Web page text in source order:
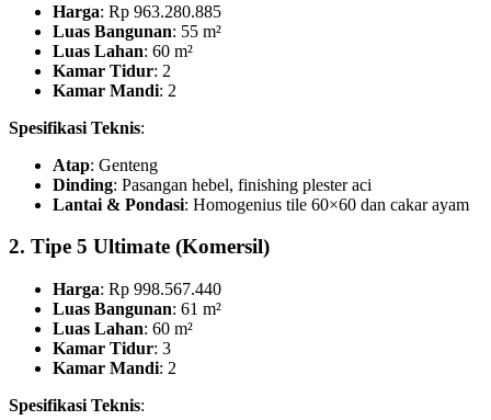
Harga: Rp 963.280.885
Luas Bangunan: 55 m²
Luas Lahan: 60 m²
Kamar Tidur: 2
Kamar Mandi: 2
Spesifikasi Teknis:
Atap: Genteng
Dinding: Pasangan hebel, finishing plester aci
Lantai & Pondasi: Homogenius tile 60×60 dan cakar ayam
2. Tipe 5 Ultimate (Komersil)
Harga: Rp 998.567.440
Luas Bangunan: 61 m²
Luas Lahan: 60 m²
Kamar Tidur: 3
Kamar Mandi: 2
Spesifikasi Teknis: